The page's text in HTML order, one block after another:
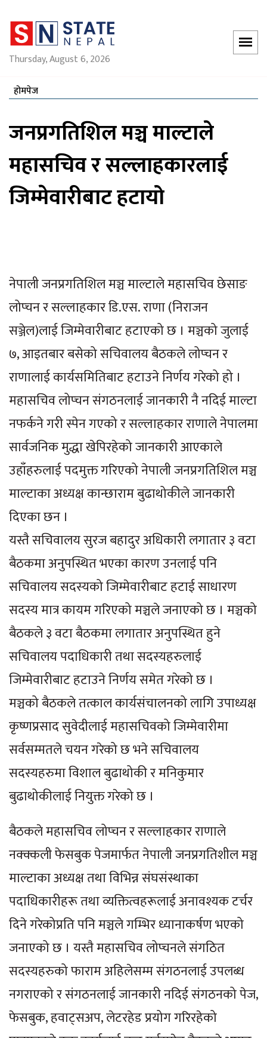
Thursday, August 6, 2026
होमपेज
जनप्रगतिशिल मञ्च माल्टाले
महासचिव र सल्लाहकारलाई
जिम्मेवारीबाट हटायो
नेपाली जनप्रगतिशिल मञ्च माल्टाले महासचिव छेसाङ
लोप्चन र सल्लाहकार डि.एस. राणा (निराजन
सञ्जेल)लाई जिम्मेवारीबाट हटाएको छ । मञ्चको जुलाई
७, आइतबार बसेको सचिवालय बैठकले लोप्चन र
राणालाई कार्यसमितिबाट हटाउने निर्णय गरेको हो ।
महासचिव लोप्चन संगठनलाई जानकारी नै नदिई माल्टा
नफर्कने गरी स्पेन गएको र सल्लाहकार राणाले नेपालमा
सार्वजनिक मुद्धा खेपिरहेको जानकारी आएकाले
उहाँहरुलाई पदमुक्त गरिएको नेपाली जनप्रगतिशिल मञ्च
माल्टाका अध्यक्ष कान्छाराम बुढाथोकीले जानकारी
दिएका छन ।
यस्तै सचिवालय सुरज बहादुर अधिकारी लगातार ३ वटा
बैठकमा अनुपस्थित भएका कारण उनलाई पनि
सचिवालय सदस्यको जिम्मेवारीबाट हटाई साधारण
सदस्य मात्र कायम गरिएको मञ्चले जनाएको छ । मञ्चको
बैठकले ३ वटा बैठकमा लगातार अनुपस्थित हुने
सचिवालय पदाधिकारी तथा सदस्यहरुलाई
जिम्मेवारीबाट हटाउने निर्णय समेत गरेको छ ।
मञ्चको बैठकले तत्काल कार्यसंचालनको लागि उपाध्यक्ष
कृष्णप्रसाद सुवेदीलाई महासचिवको जिम्मेवारीमा
सर्वसम्मतले चयन गरेको छ भने सचिवालय
सदस्यहरुमा विशाल बुढाथोकी र मनिकुमार
बुढाथोकीलाई नियुक्त गरेको छ ।
बैठकले महासचिव लोप्चन र सल्लाहकार राणाले
नक्क्कली फेसबुक पेजमार्फत नेपाली जनप्रगतिशील मञ्च
माल्टाका अध्यक्ष तथा विभिन्न संघसंस्थाका
पदाधिकारीहरू तथा व्यक्तित्वहरूलाई अनावश्यक टर्चर
दिने गरेकोप्रति पनि मञ्चले गम्भिर ध्यानाकर्षण भएको
जनाएको छ । यस्तै महासचिव लोप्चनले संगठित
सदस्यहरुको फाराम अहिलेसम्म संगठनलाई उपलब्ध
नगराएको र संगठनलाई जानकारी नदिई संगठनको पेज,
फेसबुक, हवाट्सअप, लेटरहेड प्रयोग गरिरहेको